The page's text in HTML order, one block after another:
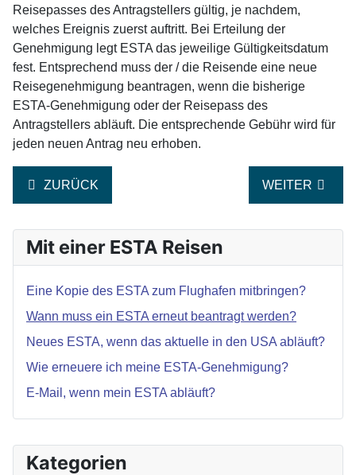
Kategorien
Reisepasses des Antragstellers gültig, je nachdem,
welches Ereignis zuerst auftritt. Bei Erteilung der
Genehmigung legt ESTA das jeweilige Gültigkeitsdatum
fest. Entsprechend muss der / die Reisende eine neue
Reisegenehmigung beantragen, wenn die bisherige
ESTA-Genehmigung oder der Reisepass des
Antragstellers abläuft. Die entsprechende Gebühr wird für
jeden neuen Antrag neu erhoben.
VORHERIGER BEITRAG: MUSS ICH EINE KOPIE
ZURÜCK NÄCHSTER
WEITER
Mit einer ESTA Reisen
Eine Kopie des ESTA zum Flughafen mitbringen?
Wann muss ein ESTA erneut beantragt werden?
Neues ESTA, wenn das aktuelle in den USA abläuft?
Wie erneuere ich meine ESTA-Genehmigung?
E-Mail, wenn mein ESTA abläuft?